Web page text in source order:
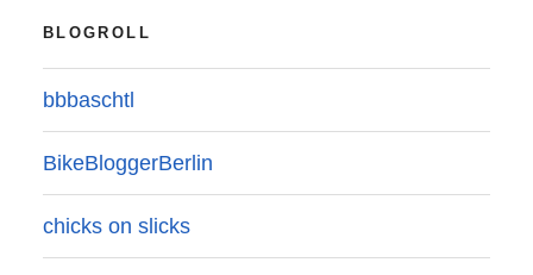
BLOGROLL
bbbaschtl
BikeBloggerBerlin
chicks on slicks